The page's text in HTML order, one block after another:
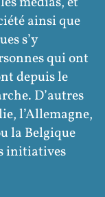
ainsi que
s’y
qui ont
depuis le
D’autres
l’Allemagne,
la Belgique
initiatives